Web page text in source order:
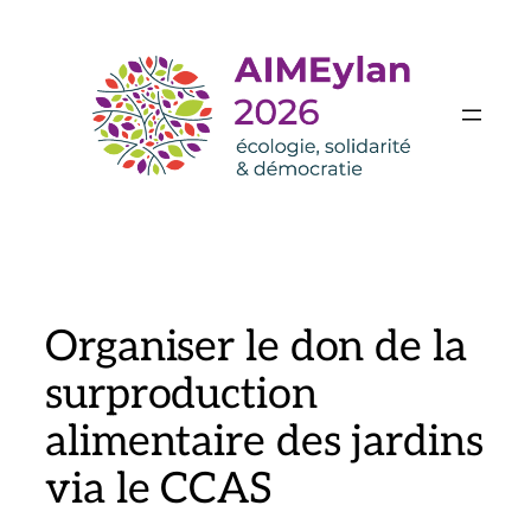
Organiser le don de la
surproduction
alimentaire des jardins
via le CCAS